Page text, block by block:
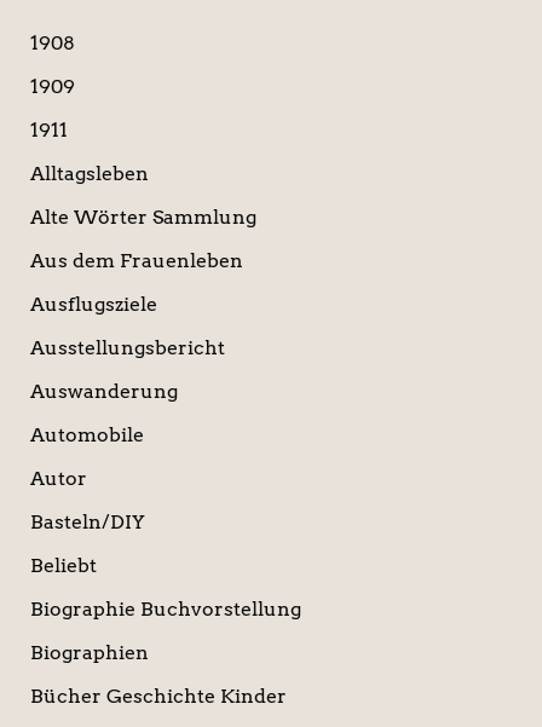
n
a
h
1908
1909
1911
Alltagsleben
Alte Wörter Sammlung
Aus dem Frauenleben
Ausflugsziele
Ausstellungsbericht
Auswanderung
Automobile
Autor
Basteln/DIY
Beliebt
Biographie Buchvorstellung
Biographien
Bücher Geschichte Kinder